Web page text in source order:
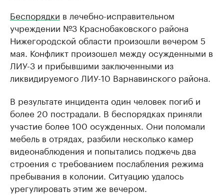
Беспорядки в лечебно-исправительном
учреждении №3 Краснобаковского района
Нижегородской области произошли вечером 5
мая. Конфликт произошел между осужденными в
ЛИУ-3 и прибывшими заключенными из
ликвидируемого ЛИУ-10 Варнавинского района.
В результате инцидента один человек погиб и
более 20 пострадали. В беспорядках приняли
участие более 100 осужденных. Они поломали
мебель в отрядах, разбили несколько камер
видеонаблюдения и попытались поджечь два
строения с требованием послабления режима
пребывания в колонии. Ситуацию удалось
урегулировать этим же вечером.